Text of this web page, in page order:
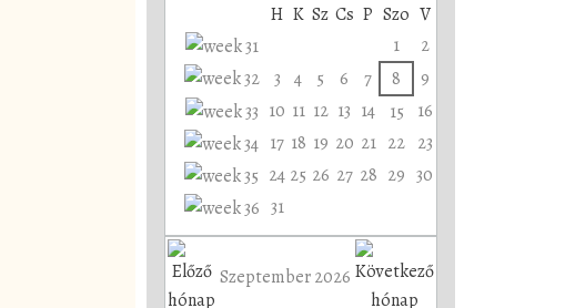
H K Sz Cs P Szo V
1
2
3 4 5 6 7 8
9
10 11 12 13 14 15
16
17 18 19 20 21 22 23
24 25 26 27 28 29 30
31
Szeptember 2026